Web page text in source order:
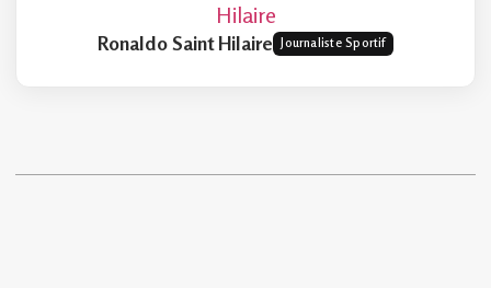
Ronaldo Saint Hilaire Journaliste Sportif